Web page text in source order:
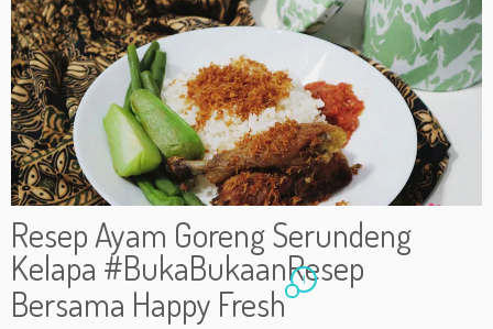
Resep Ayam Goreng Serundeng
Kelapa #BukaBukaanResep
Bersama Happy Fresh
1